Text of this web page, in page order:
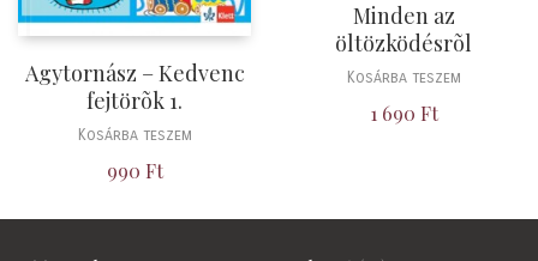
Agytornász – Kedvenc
fejtörõk 1.
Kosárba teszem
990 Ft
Minden az
öltözködésrõl
Kosárba teszem
1 690 Ft